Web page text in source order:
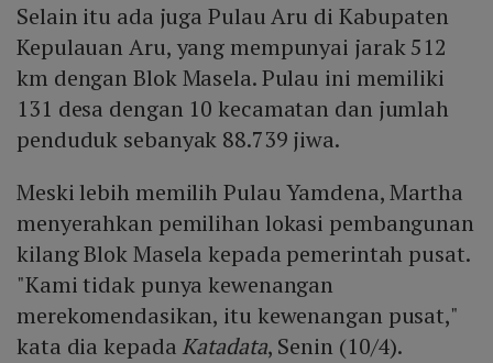
Selain itu ada juga Pulau Aru di Kabupaten
Kepulauan Aru, yang mempunyai jarak 512
km dengan Blok Masela. Pulau ini memiliki
131 desa dengan 10 kecamatan dan jumlah
penduduk sebanyak 88.739 jiwa.
Meski lebih memilih Pulau Yamdena, Martha
menyerahkan pemilihan lokasi pembangunan
kilang Blok Masela kepada pemerintah pusat.
"Kami tidak punya kewenangan
merekomendasikan, itu kewenangan pusat,"
kata dia kepada Katadata, Senin (10/4).